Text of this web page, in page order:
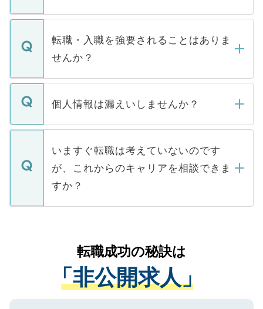
ます。通常、5営業日以内にはご連絡をせて
いただきますので、しばらくお待ちくださ
い。
マイナビDOCTORで取り扱っている求人の
うち約3割は、Webサイトからご覧いただ
けない「非公開求人」です。非公開求人は
下記の理由によって、一般には公開してい
ません。
■応募殺到を避けるため 人気のある医療機
関を公にしてしまうと、応募が殺到する場
に、医療機関が求める条件に合った人材の
みを人材紹介会社に依頼するケースが増え
ています。
転職・入職を強要されることはありま
せんか？
転職・入職を強要することは一切ありませ
ん。また、仮に応募先から内定をいただい
定を承諾する必要はありません。内定先へ
の辞退の連絡はキャリアパートナーが行い
ますので、ご安心ください。
個人情報は漏えいしませんか？
個人情報が漏えいすることはありませんの
で、ご安心ください。当サイトからの登録
などで収集したご登録者様の個人情報は、
ご本人のキャリアアップおよび転職活動の
支援を目的に使用いたします。お預かりし
ているすべての個人データはご本人の許可
は、個人情報の取り扱いについての厳密な
管理基準を満たした事業者のみに付与され
る、プライバシーマークを取得済みです。
ご登録いただいた個人情報は、SSL（デー
いますぐ転職は考えていないのです
が、これからのキャリアを相談できま
すか？
かがいして、現在の医療機関の状況や紹介
経験をまじえながら、適切なアドバイスを
させていただきます。すぐにご転職をされ
ない方には、長期的なサポートが可能です
ので、まずはご登録ください。
転職成功の秘訣は
「非公開求人」